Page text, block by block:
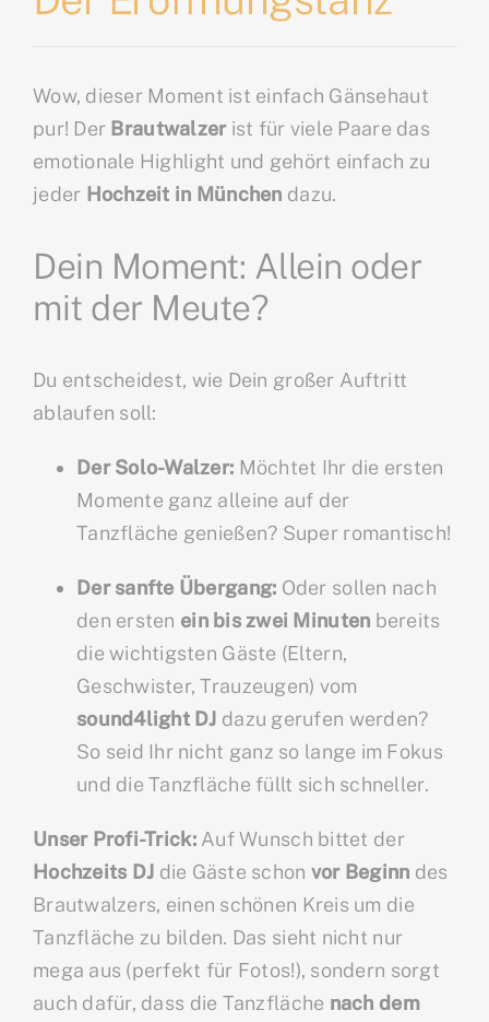
Wow, dieser Moment ist einfach Gänsehaut
pur! Der Brautwalzerist für viele Paare das
emotionale Highlight und gehört einfach zu
jeder Hochzeit in München dazu.
Dein Moment: Allein oder
mit der Meute?
Du entscheidest, wie Dein großer Auftritt
ablaufen soll:
Der Solo-Walzer: Möchtet Ihr die ersten
Momente ganz alleine auf der
Tanzfläche genießen? Super romantisch!
Der sanfte Übergang: Oder sollen nach
den ersten ein bis zwei Minuten bereits
die wichtigsten Gäste (Eltern,
Geschwister, Trauzeugen) vom
sound4light DJ dazu gerufen werden?
So seid Ihr nicht ganz so lange im Fokus
und die Tanzfläche füllt sich schneller.
Unser Profi-Trick:Auf Wunsch bittet der
Hochzeits DJ die Gäste schon vor Beginn des
Brautwalzers, einen schönen Kreis um die
Tanzfläche zu bilden. Das sieht nicht nur
mega aus (perfekt für Fotos!), sondern sorgt
auch dafür, dass die Tanzfläche nach dem